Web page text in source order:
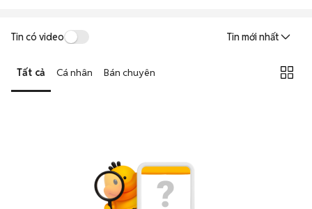
Tin có video Tin mới nhất
Tất cả Cá nhân Bán chuyên